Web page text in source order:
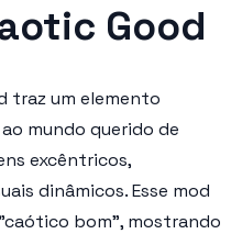
Good
traz um elemento
mundo querido de
excêntricos,
dinâmicos. Esse mod
bom", mostrando